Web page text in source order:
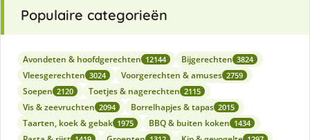
Populaire categorieën
Avondeten & hoofdgerechten 12144 Bijgerechten 3824
Vleesgerechten 3024 Voorgerechten & amuses 2759
Soepen 2120 Toetjes & nagerechten 2115
Vis & zeevruchten 2094 Borrelhapjes & tapas 2015
Taarten, koek & gebak 1975 BBQ & buiten koken 1434